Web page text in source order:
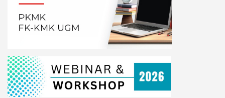
kesehatan yang dilakukan adalah
-
Dinas Kesehatan Kota Mataram bersama
dengan Puskesmas melakukan aksi gerak
-
TGC Puskesmas Karang Pule melakukan
pelayanan kesehatan di wilayah kerja
puskesmas.